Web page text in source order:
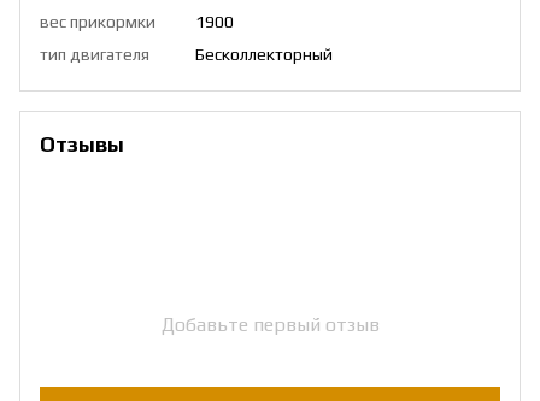
вес прикормки
1900
тип двигателя
Бесколлекторный
Отзывы
Добавьте первый отзыв